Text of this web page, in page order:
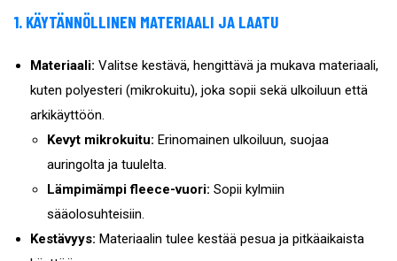
1. KÄYTÄNNÖLLINEN MATERIAALI JA LAATU
Materiaali: Valitse kestävä, hengittävä ja mukava materiaali,
kuten polyesteri (mikrokuitu), joka sopii sekä ulkoiluun että
arkikäyttöön.
Kevyt mikrokuitu: Erinomainen ulkoiluun, suojaa
auringolta ja tuulelta.
Lämpimämpi fleece-vuori: Sopii kylmiin
sääolosuhteisiin.
Kestävyys: Materiaalin tulee kestää pesua ja pitkäaikaista